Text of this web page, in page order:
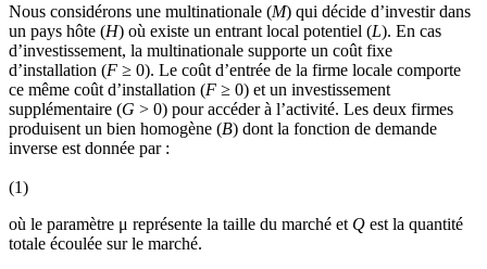
Nous considérons une multinationale (M) qui décide d’investir dans
un pays hôte (H) où existe un entrant local potentiel (L). En cas
d’investissement, la multinationale supporte un coût fixe
d’installation (F ≥ 0). Le coût d’entrée de la firme locale comporte
ce même coût d’installation (F ≥ 0) et un investissement
supplémentaire (G > 0) pour accéder à l’activité. Les deux firmes
produisent un bien homogène (B) dont la fonction de demande
inverse est donnée par :
(1)
où le paramètre μ représente la taille du marché et Q est la quantité
totale écoulée sur le marché.